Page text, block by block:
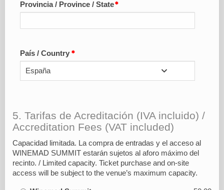
Provincia / Province / State
País / Country
España
5. Tarifas de Acreditación (IVA incluido) /
Accreditation Fees (VAT included)
Capacidad limitada. La compra de entradas y el acceso al
WINEMAD SUMMIT estarán sujetos al aforo máximo del
recinto. / Limited capacity. Ticket purchase and on-site
access will be subject to the venue’s maximum capacity.